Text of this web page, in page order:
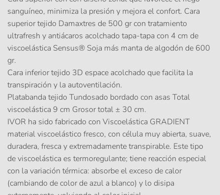
sanguíneo, minimiza la presión y mejora el confort. Cara
superior tejido Damaxtres de 500 gr con tratamiento
ultrafresh y antiácaros acolchado tapa-tapa con 4 cm de
viscoelástica Sensus® Soja más manta de algodón de 600
gr.
Cara inferior tejido 3D espace acolchado que facilita la
transpiración y la autoventilación.
Platabanda tejido Tundosado bordado con asas Total
viscoelástica 9 cm Grosor total ± 30 cm.
IVOR ha sido fabricado con Viscoelástica GRADIENT
material viscoelástico fresco, con célula muy abierta, suave,
duradera, fresca y extremadamente transpirable. Este tipo
de viscoelástica es termoregulante; tiene reacción especial
con la variación térmica: absorbe el exceso de calor
(cambiando de color de azul a blanco) y lo disipa